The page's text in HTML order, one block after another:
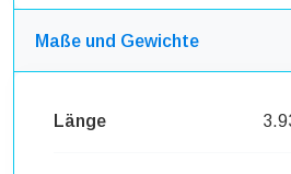
Maße und Gewichte
Länge